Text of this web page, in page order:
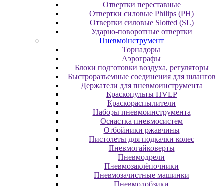
Отвертки переставные
Отвертки силовые Philips (PH)
Отвертки силовые Slotted (SL)
Ударно-поворотные отвертки
Пневмоінструмент
Topнaдopы
Аэрографы
Блоки подготовки воздуха, регуляторы
Быстроразъемные соединения для шлангов
Держатели для пневмоинструмента
Краскопульты HVLP
Краскораспылители
Наборы пневмоинструмента
Оснастка пневмосистем
Отбойники ржавчины
Пистолеты для подкачки колес
Пневмогайковерты
Пневмодрели
Пневмозаклёпочники
Пневмозачистные машинки
Пневмолобзики